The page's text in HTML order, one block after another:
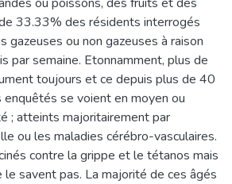
33.33% des résidents interrogés
gazeuses ou non gazeuses à raison
par semaine. Etonnamment, plus de
toujours et ce depuis plus de 40
enquêtés se voient en moyen ou
; atteints majoritairement par
ou les maladies cérébro-vasculaires.
contre la grippe et le tétanos mais
savent pas. La majorité de ces âgés